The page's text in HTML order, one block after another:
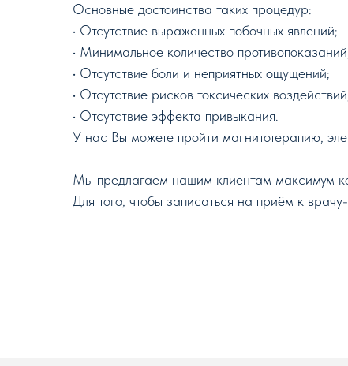
Основные достоинства таких процедур:
• Отсутствие выраженных побочных явлений;
• Минимальное количество
• Отсутствие боли и неприятных ощущений;
• Отсутствие рисков токсических
• Отсутствие эффекта привыкания.
У нас Вы можете пройти магнитотерапию,
Мы предлагаем нашим клиентам максимум
Для того, чтобы записаться на приём к